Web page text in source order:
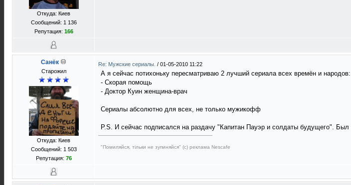
Откуда: Киев
Сообщений: 1 136
Репутация: 166
Санёк
Старожил
Откуда: Киев
Сообщений: 1 503
Репутация: 76
Re: Мужские сериалы. / 01-05-2010 11:22
А я сейчас потихоньку пересматриваю 2 лучший сериала всех времён и народов:
- Скорая помощь
- Доктор Куин женщина-врач
Сериалы абсолютно для всех, не только мужикофф
P.S. И сейчас подписался на раздачу "Капитан Пауэр и солдаты будущего". Был
"Помиляйся, тільки не зупиняйся" (с) реклама Nescafe